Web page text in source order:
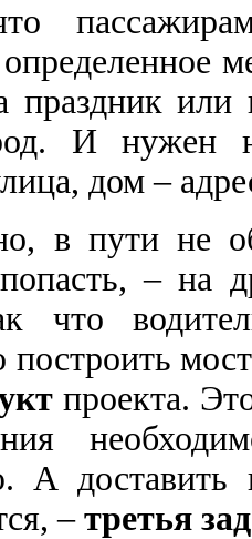
праздник
И нужен
дом –
в пути не
– на
что
построить
проекта.
А доставить
– третья